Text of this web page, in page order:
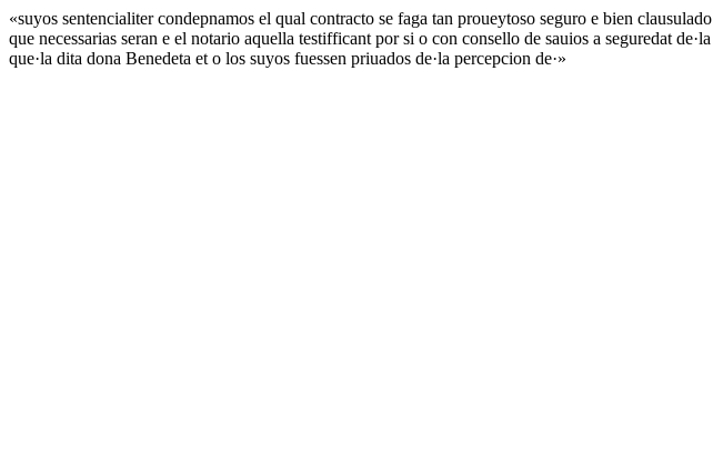
«suyos sentencialiter condepnamos el qual contracto se faga tan proueytoso seguro e bien
que necessarias seran e el notario aquella testifficant por si o con consello de sauios a seguredat
que·la dita dona Benedeta et o los suyos fuessen priuados de·la percepcion de·»